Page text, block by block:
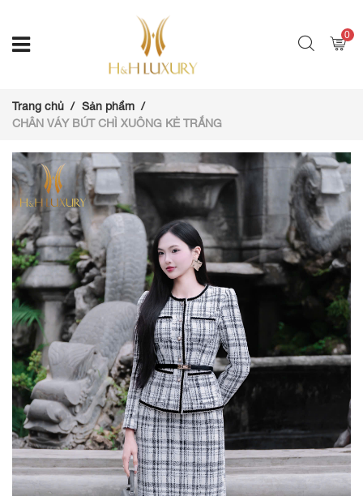
0
Trang chủ
Sản phẩm
CHÂN VÁY BÚT CHÌ XUÔNG KẺ TRẮNG